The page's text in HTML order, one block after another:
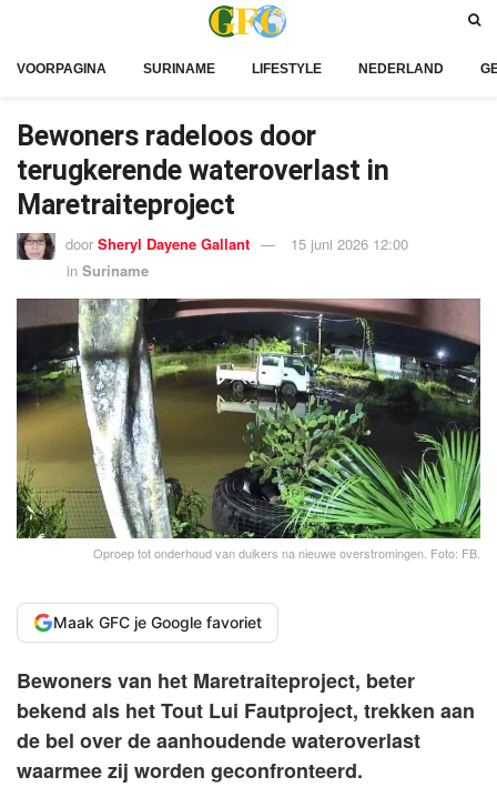
VOORPAGINA SURINAME LIFESTYLE NEDERLAND
Bewoners radeloos door
terugkerende wateroverlast in
Maretraiteproject
door Sheryl Dayene Gallant
15 juni 2026 12:00
in Suriname
Oproep tot onderhoud van duikers na nieuwe overstromingen. Foto: FB.
Maak GFC je Google favoriet
Bewoners van het Maretraiteproject, beter
bekend als het Tout Lui Fautproject, trekken aan
de bel over de aanhoudende wateroverlast
waarmee zij worden geconfronteerd.